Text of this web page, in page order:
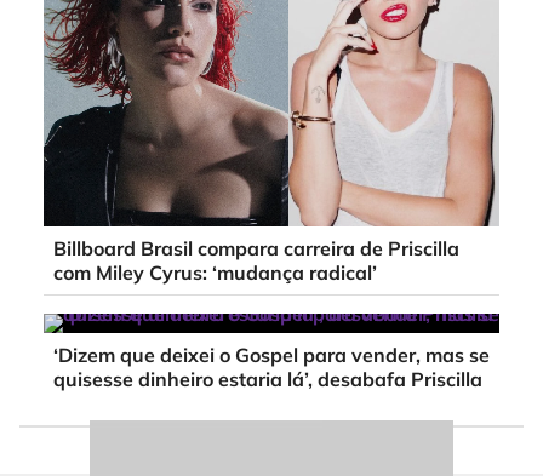
Billboard Brasil compara carreira de Priscilla
com Miley Cyrus: ‘mudança radical’
‘Dizem que deixei o Gospel para vender, mas se
quisesse dinheiro estaria lá’, desabafa Priscilla